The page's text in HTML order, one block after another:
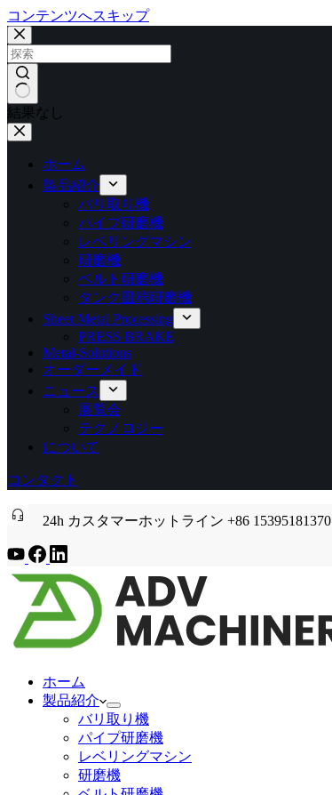
コンテンツへスキップ
結果なし
ホーム
製品紹介
バリ取り機
パイプ研磨機
レベリングマシン
研磨機
ベルト研磨機
タンク皿端研磨機
Sheet Metal Processing
PRESS BRAKE
Metal-Solutions
オーダーメイド
ニュース
展覧会
テクノロジー
について
コンタクト
24h カスタマーホットライン +86 15395181370
ホーム
製品紹介
バリ取り機
パイプ研磨機
レベリングマシン
研磨機